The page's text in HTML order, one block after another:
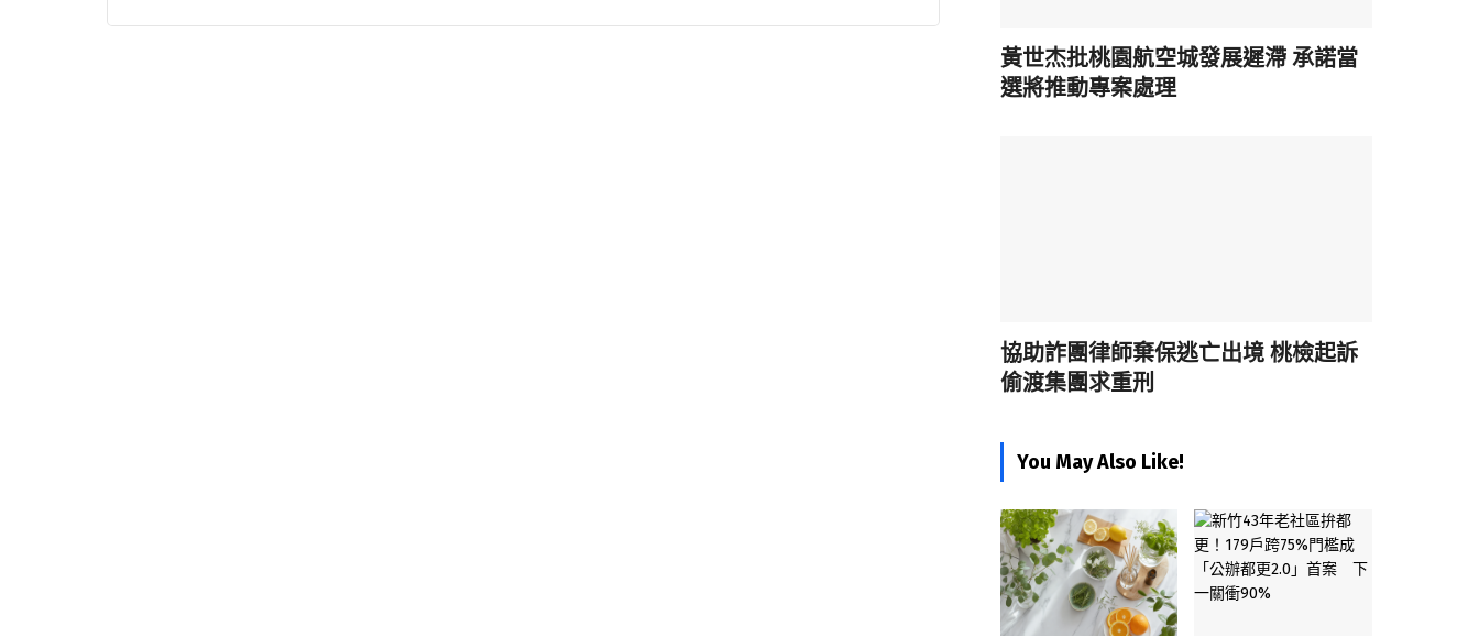
黃世杰批桃園航空城發展遲滯 承諾當
選將推動專案處理
協助詐團律師棄保逃亡出境 桃檢起訴
偷渡集團求重刑
You May Also Like!